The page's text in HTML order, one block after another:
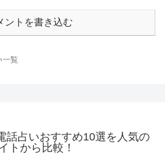
ントを書き込む
一覧
話占いおすすめ10選を人気の
トから比較！